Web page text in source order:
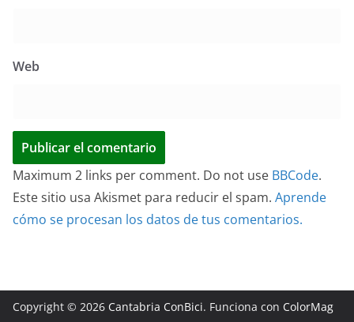
Web
Maximum 2 links per comment. Do not use BBCode.
Este sitio usa Akismet para reducir el spam. Aprende
cómo se procesan los datos de tus comentarios.
Copyright © 2026 Cantabria ConBici. Funciona con ColorMag